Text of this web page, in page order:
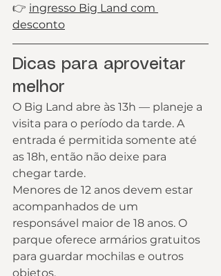
👉 ingresso Big Land com
desconto
Dicas para aproveitar
melhor
O Big Land abre às 13h — planeje a
visita para o período da tarde. A
entrada é permitida somente até
as 18h, então não deixe para
chegar tarde.
Menores de 12 anos devem estar
acompanhados de um
responsável maior de 18 anos. O
parque oferece armários gratuitos
para guardar mochilas e outros
objetos.